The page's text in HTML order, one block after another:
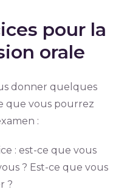
pour la
orale
donner quelques
que vous pourrez
:
: est-ce que vous
? Est-ce que vous
?